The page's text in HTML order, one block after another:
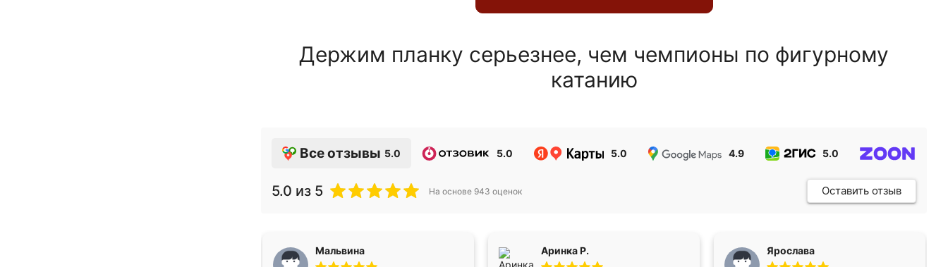
Держим планку серьезнее, чем чемпионы по фигурному
катанию
Все отзывы 5.0 5.0 5.0 4.9 5.0
5.0 из 5 На основе 943 оценок Оставить отзыв
Мальвина Аринка Р. Ярослава